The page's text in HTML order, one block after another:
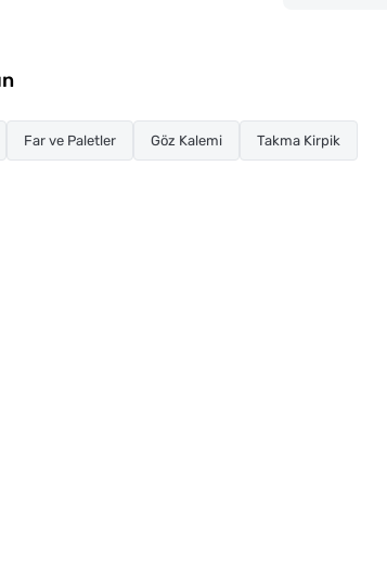
Far ve Paletler Göz Kalemi Takma Kirpik